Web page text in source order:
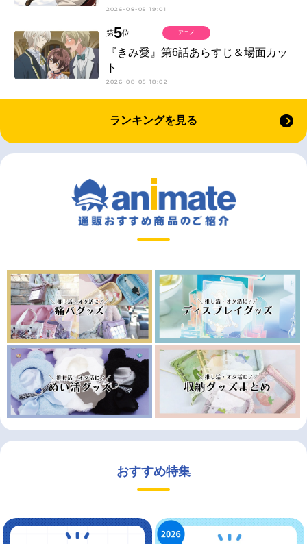
2026-08-05 19:01
第5位
『きみ愛』第6話あらすじ＆場面カッ
ト
2026-08-05 18:02
アニメ
ランキングを見る
おすすめ特集